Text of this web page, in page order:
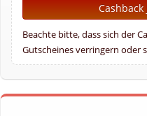
Beachte bitte, dass sich der
Gutscheines verringern oder